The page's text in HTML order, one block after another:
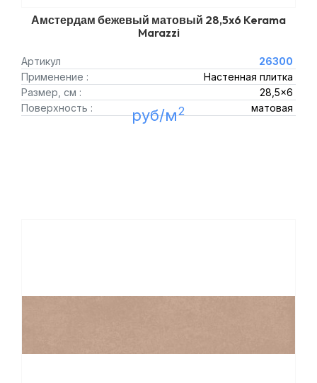
Амстердам бежевый матовый 28,5x6 Kerama
Marazzi
Артикул
26300
Применение :
Настенная плитка
Размер, см :
28,5x6
Поверхность :
матовая
руб/м2